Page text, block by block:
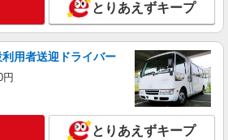
とりあえずキープ
用者送迎ドライバー
円
とりあえずキープ